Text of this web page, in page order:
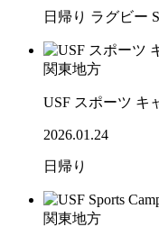
日帰り ラグビー
関東地方
USF スポーツ
2026.01.24
日帰り
関東地方